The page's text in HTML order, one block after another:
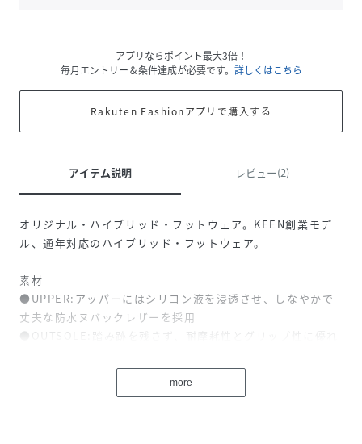
アプリならポイント最大3倍！
毎月エントリー＆条件達成が必要です。 詳しくはこちら
Rakuten Fashionアプリで購入する
アイテム説明 レビュー(2)
オリジナル・ハイブリッド・フットウェア。KEEN創業モデ
ル、通年対応のハイブリッド・フットウェア。
素材
●UPPER:アッパーにはシリコン液を浸透させ、しなやかで
丈夫な防水ヌバックレザーを採用
●OUTSOLE:踏み跡を残さず、耐摩耗性とグリップ性に優れ
を施し、接地面から水を押し流すことによって優れた防滑性
more